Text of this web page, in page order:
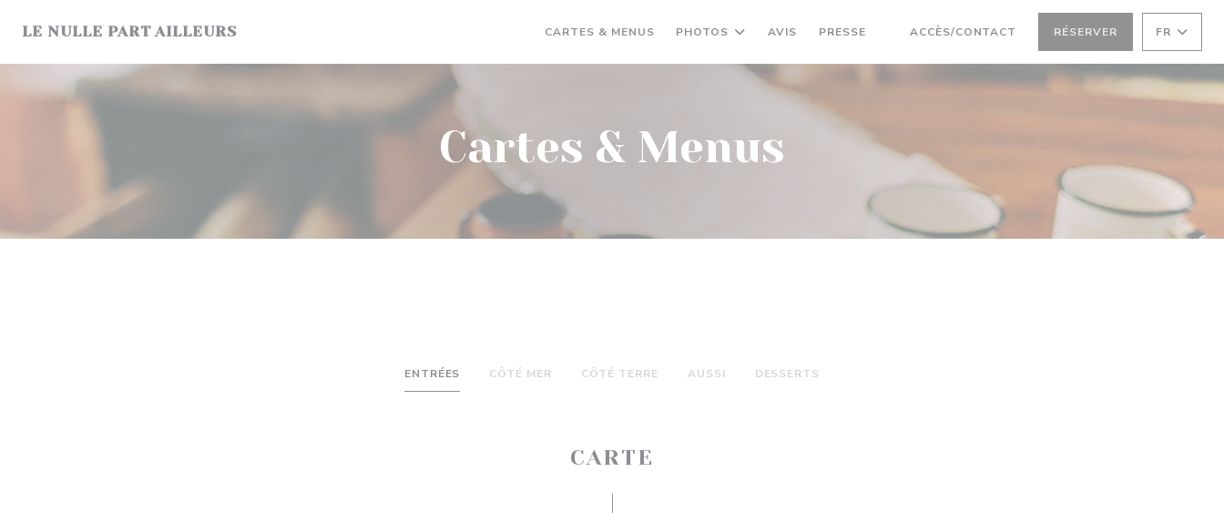
LE NULLE PART AILLEURS CARTES & MENUS PHOTOS AVIS PRESSE ACCÈS/CONTACT RÉSERVER FR
Cartes & Menus
ENTRÉES CÔTÉ MER CÔTÉ TERRE AUSSI DESSERTS
CARTE